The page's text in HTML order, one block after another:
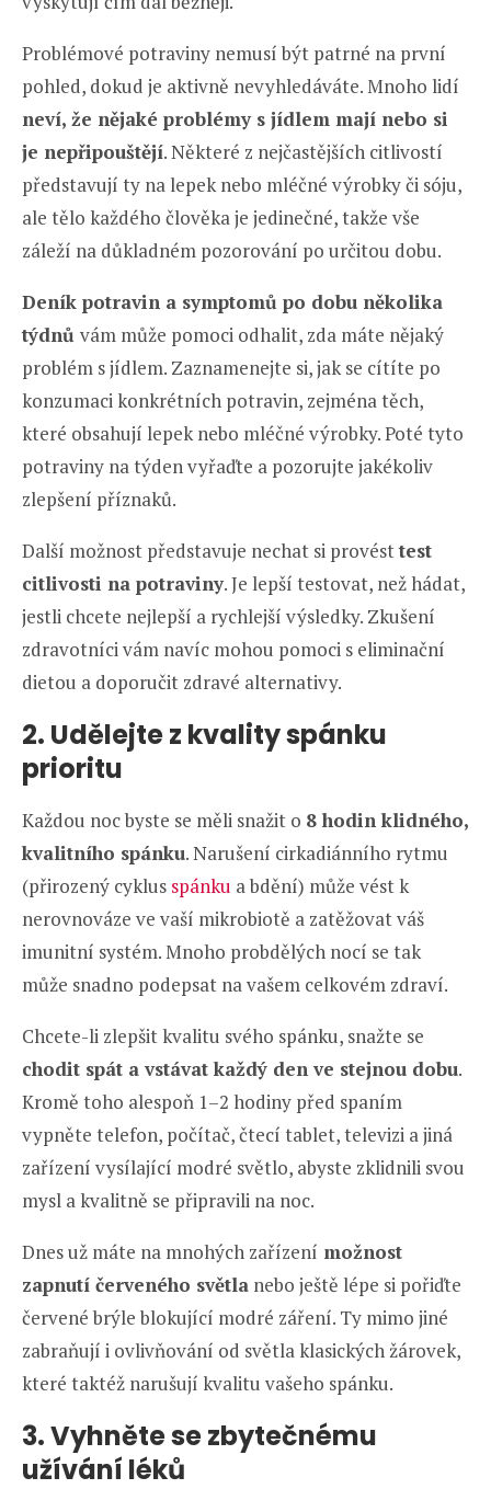
Problémové potraviny nemusí být patrné na první
pohled, dokud je aktivně nevyhledáváte. Mnoho lidí
neví, že nějaké problémy s jídlem mají nebo si
je nepřipouštějí. Některé z nejčastějších citlivostí
představují ty na lepek nebo mléčné výrobky či sóju,
ale tělo každého člověka je jedinečné, takže vše
záleží na důkladném pozorování po určitou dobu.
Deník potravin a symptomů po dobu několika
týdnů vám může pomoci odhalit, zda máte nějaký
problém s jídlem. Zaznamenejte si, jak se cítíte po
konzumaci konkrétních potravin, zejména těch,
které obsahují lepek nebo mléčné výrobky. Poté tyto
potraviny na týden vyřaďte a pozorujte jakékoliv
zlepšení příznaků.
Další možnost představuje nechat si provésttest
citlivosti na potraviny. Je lepší testovat, než hádat,
jestli chcete nejlepší a rychlejší výsledky. Zkušení
zdravotníci vám navíc mohou pomoci s eliminační
dietou a doporučit zdravé alternativy.
2. Udělejte z kvality spánku
prioritu
Každou noc byste se měli snažit o 8 hodin klidného,
kvalitního spánku. Narušení cirkadiánního rytmu
(přirozený cyklus spánku a bdění) může vést k
nerovnováze ve vaší mikrobiotě a zatěžovat váš
imunitní systém. Mnoho probdělých nocí se tak
může snadno podepsat na vašem celkovém zdraví.
Chcete-li zlepšit kvalitu svého spánku, snažte se
chodit spát a vstávat každý den ve stejnou dobu.
Kromě toho alespoň 1–2 hodiny před spaním
vypněte telefon, počítač, čtecí tablet, televizi a jiná
zařízení vysílající modré světlo, abyste zklidnili svou
mysl a kvalitně se připravili na noc.
Dnes už máte na mnohých zařízení možnost
zapnutí červeného světla nebo ještě lépe si pořiďte
červené brýle blokující modré záření. Ty mimo jiné
zabraňují i ovlivňování od světla klasických žárovek,
které taktéž narušují kvalitu vašeho spánku.
3. Vyhněte se zbytečnému
užívání léků